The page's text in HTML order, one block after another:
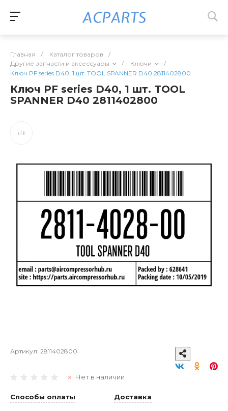
Главная / Каталог товаров
/
Другие запчасти и аксессуары
/ Ключи
/
Ключ PF series D40, 1 шт. TOOL SPANNER D40 2811402800
Ключ PF series D40, 1 шт. TOOL
SPANNER D40 2811402800
Артикул: 2811402800
Нет в наличии
Способы оплаты Доставка